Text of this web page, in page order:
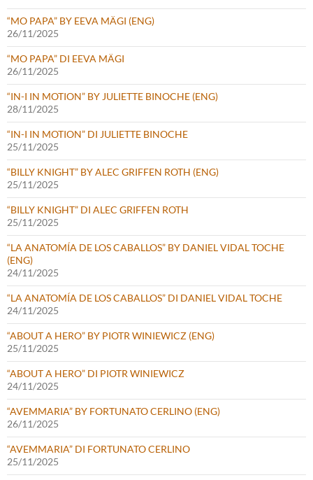
“MO PAPA” BY EEVA MÄGI (ENG)
26/11/2025
“MO PAPA” DI EEVA MÄGI
26/11/2025
“IN-I IN MOTION” BY JULIETTE BINOCHE (ENG)
28/11/2025
“IN-I IN MOTION” DI JULIETTE BINOCHE
25/11/2025
“BILLY KNIGHT” BY ALEC GRIFFEN ROTH (ENG)
25/11/2025
“BILLY KNIGHT” DI ALEC GRIFFEN ROTH
25/11/2025
“LA ANATOMÍA DE LOS CABALLOS” BY DANIEL VIDAL TOCHE
(ENG)
24/11/2025
“LA ANATOMÍA DE LOS CABALLOS” DI DANIEL VIDAL TOCHE
24/11/2025
“ABOUT A HERO” BY PIOTR WINIEWICZ (ENG)
25/11/2025
“ABOUT A HERO” DI PIOTR WINIEWICZ
24/11/2025
“AVEMMARIA” BY FORTUNATO CERLINO (ENG)
26/11/2025
“AVEMMARIA” DI FORTUNATO CERLINO
25/11/2025